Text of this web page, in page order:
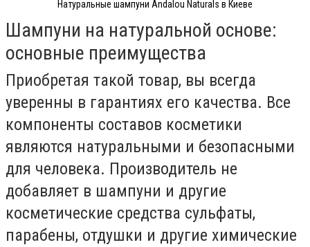
Натуральные шампуни Andalou Naturals в Киеве
Шампуни на натуральной основе:
основные преимущества
Приобретая такой товар, вы всегда
уверенны в гарантиях его качества. Все
компоненты составов косметики
являются натуральными и безопасными
для человека. Производитель не
добавляет в шампуни и другие
косметические средства сульфаты,
парабены, отдушки и другие химические